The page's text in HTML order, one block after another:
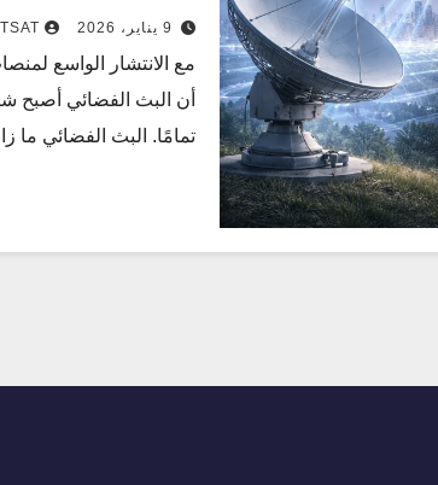
9 يناير، 2026
مع الانتشار الواسع
أن البث الفضائي أصبح
تمامًا. البث الفضائي ما